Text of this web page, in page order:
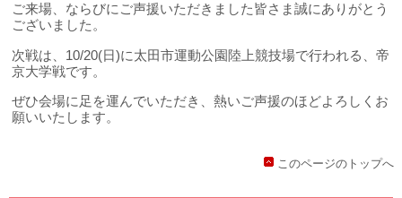
ご来場、ならびにご声援いただきました皆さま誠にありがとう
ございました。
次戦は、10/20(日)に太田市運動公園陸上競技場で行われる、帝
京大学戦です。
ぜひ会場に足を運んでいただき、熱いご声援のほどよろしくお
願いいたします。
このページのトップへ